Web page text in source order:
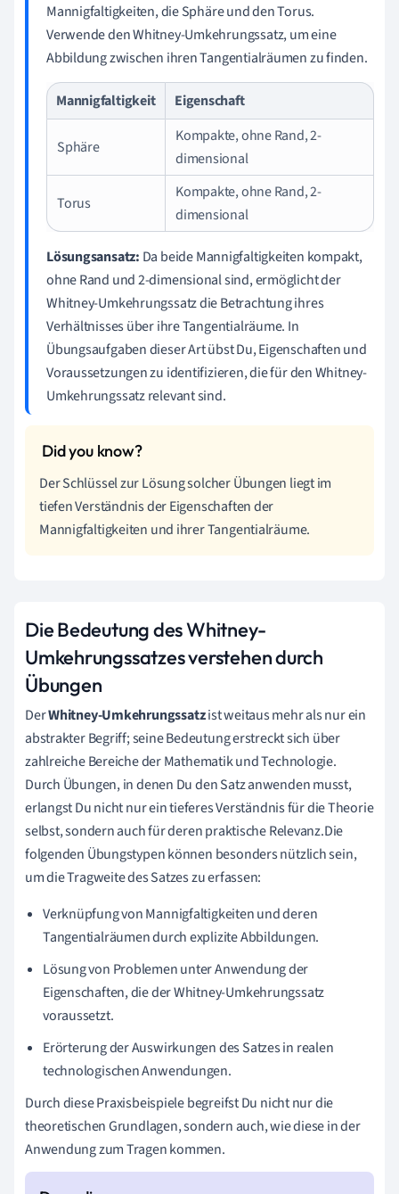
Mannigfaltigkeiten, die Sphäre und den Torus.
Verwende den Whitney-Umkehrungssatz, um eine
Abbildung zwischen ihren Tangentialräumen zu finden.
Mannigfaltigkeit Eigenschaft
Sphäre
Kompakte, ohne Rand, 2-
dimensional
Torus
Kompakte, ohne Rand, 2-
dimensional
Lösungsansatz: Da beide Mannigfaltigkeiten kompakt,
ohne Rand und 2-dimensional sind, ermöglicht der
Whitney-Umkehrungssatz die Betrachtung ihres
Verhältnisses über ihre Tangentialräume. In
Übungsaufgaben dieser Art übst Du, Eigenschaften und
Voraussetzungen zu identifizieren, die für den Whitney-
Umkehrungssatz relevant sind.
Der Schlüssel zur Lösung solcher Übungen liegt im
tiefen Verständnis der Eigenschaften der
Mannigfaltigkeiten und ihrer Tangentialräume.
Die Bedeutung des Whitney-
Umkehrungssatzes verstehen durch
Übungen
DerWhitney-Umkehrungssatzist weitaus mehr als nur ein
abstrakter Begriff; seine Bedeutung erstreckt sich über
zahlreiche Bereiche der Mathematik und Technologie.
Durch Übungen, in denen Du den Satz anwenden musst,
erlangst Du nicht nur ein tieferes Verständnis für die Theorie
selbst, sondern auch für deren praktische Relevanz.Die
folgenden Übungstypen können besonders nützlich sein,
um die Tragweite des Satzes zu erfassen:
Verknüpfung von Mannigfaltigkeiten und deren
Tangentialräumen durch explizite Abbildungen.
Lösung von Problemen unter Anwendung der
Eigenschaften, die der Whitney-Umkehrungssatz
voraussetzt.
Erörterung der Auswirkungen des Satzes in realen
technologischen Anwendungen.
Durch diese Praxisbeispiele begreifst Du nicht nur die
theoretischen Grundlagen, sondern auch, wie diese in der
Anwendung zum Tragen kommen.